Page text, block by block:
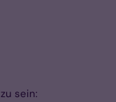
sein: